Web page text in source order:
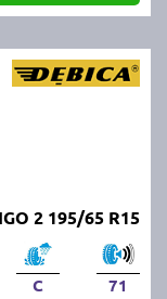
2 195/65 R15
C 71